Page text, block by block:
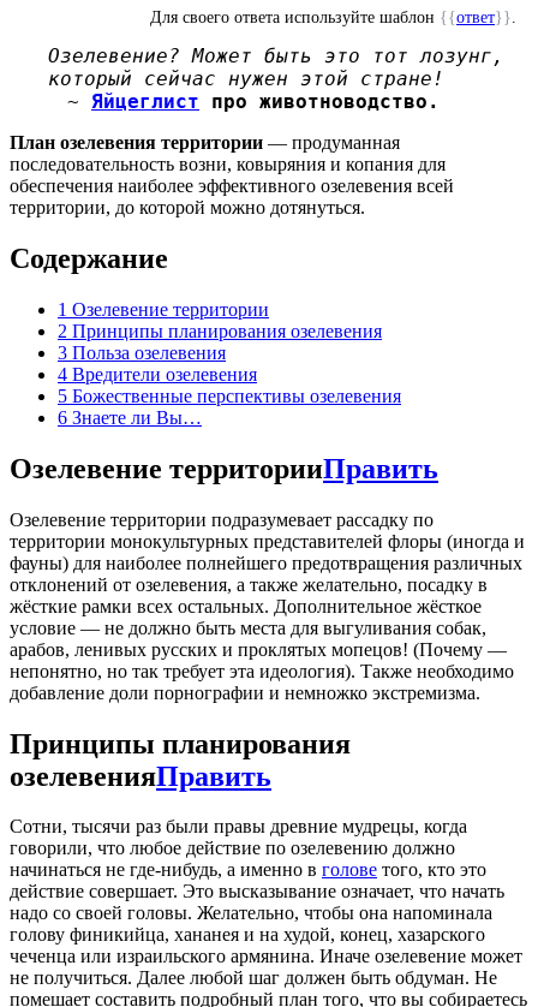
Для своего ответа используйте шаблон {{ответ}}
Озелевение? Может быть это тот лозунг,
который сейчас нужен этой стране!
~ Яйцеглист про животноводство.
План озелевения территории — продуманная
последовательность возни, ковыряния и копания для
обеспечения наиболее эффективного озелевения всей
территории, до которой можно дотянуться.
Содержание
1 Озелевение территории
2 Принципы планирования озелевения
3 Польза озелевения
4 Вредители озелевения
5 Божественные перспективы озелевения
6 Знаете ли Вы…
Озелевение территорииПравить
Озелевение территории подразумевает рассадку по
территории монокультурных представителей флоры (иногда и
фауны) для наиболее полнейшего предотвращения различных
отклонений от озелевения, а также желательно, посадку в
жёсткие рамки всех остальных. Дополнительное жёсткое
условие — не должно быть места для выгуливания собак,
арабов, ленивых русских и проклятых мопецов! (Почему —
непонятно, но так требует эта идеология). Также необходимо
добавление доли порнографии и немножко экстремизма.
Принципы планирования
озелевенияПравить
Сотни, тысячи раз были правы древние мудрецы, когда
говорили, что любое действие по озелевению должно
начинаться не где-нибудь, а именно в голове того, кто это
действие совершает. Это высказывание означает, что начать
надо со своей головы. Желательно, чтобы она напоминала
голову финикийца, хананея и на худой, конец, хазарского
чеченца или израильского армянина. Иначе озелевение может
не получиться. Далее любой шаг должен быть обдуман. Не
помешает составить подробный план того, что вы собираетесь